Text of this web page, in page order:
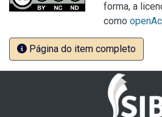
forma, a
como
Página do item completo